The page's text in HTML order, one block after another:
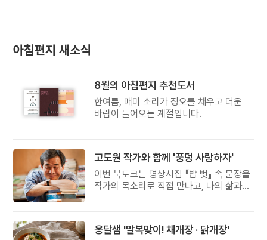
아침편지 새소식
8월의 아침편지 추천도서
한여름, 매미 소리가 정오를 채우고 더운
바람이 들어오는 계절입니다.
고도원 작가와 함께 '풍덩 사랑하자'
이번 북토크는 명상시집 『밥 벗』 속 문장을
작가의 목소리로 직접 만나고, 나의 삶과
옹달샘 '말복맞이! 채개장 · 닭개장'